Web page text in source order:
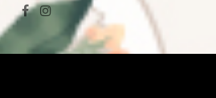
Facebook
Instagram